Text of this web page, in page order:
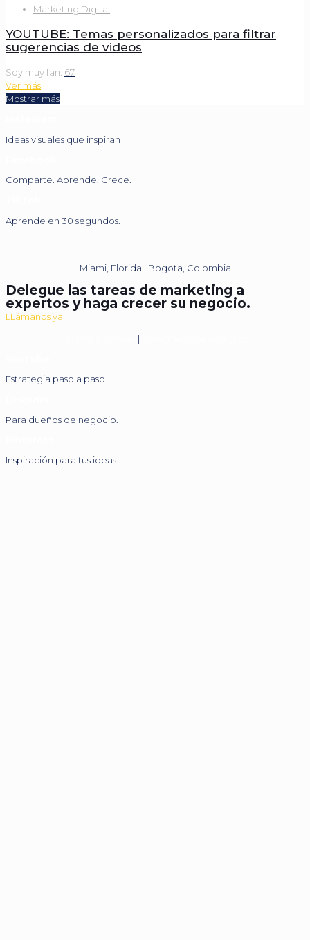
Marketing Digital
YOUTUBE: Temas personalizados para filtrar
sugerencias de videos
Soy muy fan: 67
Ver más
Mostrar más
Ideas visuales que inspiran
Comparte. Aprende. Crece.
Aprende en 30 segundos.
Miami, Florida | Bogota, Colombia
Delegue las tareas de marketing a
expertos y haga crecer su negocio.
LLámanos ya
|
Estrategia paso a paso.
Para dueños de negocio.
Inspiración para tus ideas.